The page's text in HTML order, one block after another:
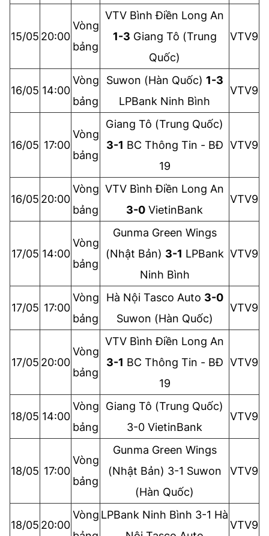
15/05 20:00
Vòng
bảng
VTV Bình Điền Long An
1-3 Giang Tô (Trung
Quốc)
VTV9
16/05 14:00
Vòng
bảng
Suwon (Hàn Quốc) 1-3
LPBank Ninh Bình
VTV9
16/05 17:00
Vòng
bảng
Giang Tô (Trung Quốc)
3-1 BC Thông Tin - BĐ
19
VTV9
16/05 20:00
Vòng
bảng
VTV Bình Điền Long An
3-0 VietinBank
VTV9
17/05 14:00
Vòng
bảng
Gunma Green Wings
(Nhật Bản) 3-1 LPBank
Ninh Bình
VTV9
17/05 17:00
Vòng
bảng
Hà Nội Tasco Auto 3-0
Suwon (Hàn Quốc)
VTV9
17/05 20:00
Vòng
bảng
VTV Bình Điền Long An
3-1 BC Thông Tin - BĐ
19
VTV9
18/05 14:00
Vòng
bảng
Giang Tô (Trung Quốc)
3-0 VietinBank
VTV9
18/05 17:00
Vòng
bảng
Gunma Green Wings
(Nhật Bản) 3-1 Suwon
(Hàn Quốc)
VTV9
18/05 20:00
Vòng LPBank Ninh Bình 3-1 Hà
VTV9